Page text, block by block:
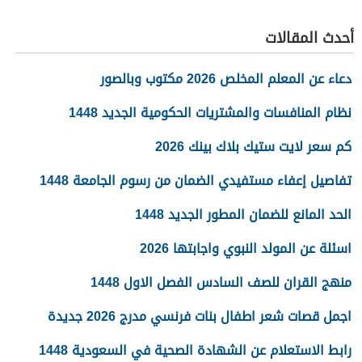
أحدث المقالات
دعاء عن المعلم المخلص 2026 مكتوب وبالصور
نظام المنافسات والمشتريات الحكومية الجديد 1448
كم سعر لايت ستيك بلاك بينك 2026
تفاصيل إعفاء مستفيدي الضمان من رسوم الجامعة 1448
الحد المانع للضمان المطور الجديد 1448
اسئلة عن المولد النبوي واجابتها 2026
منهج القران للصف السادس الفصل الاول 1448
اجمل قصات شعر اطفال بنات فرنسي مدرج 2026 جديدة
رابط الاستعلام عن الشهادة الصحية في السعودية 1448